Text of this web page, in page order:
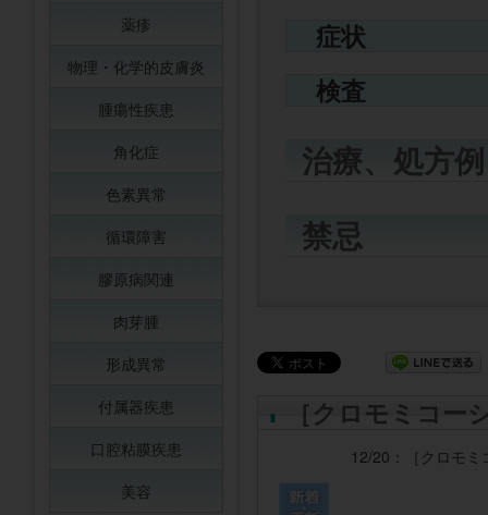
症状
検査
治療、処方例
禁忌
［クロモミコー
12/20： ［クロモ
薬疹
物理・化学的皮膚炎
腫瘍性疾患
角化症
色素異常
循環障害
膠原病関連
肉芽腫
形成異常
付属器疾患
口腔粘膜疾患
美容